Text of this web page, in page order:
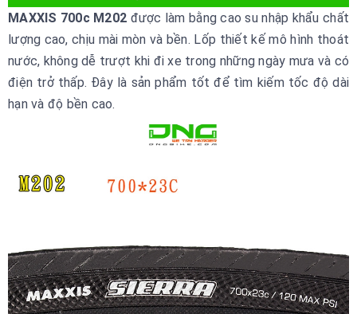
MAXXIS 700c M202 được làm bằng cao su nhập khẩu chất
lượng cao, chịu mài mòn và bền. Lốp thiết kế mô hình thoát
nước, không dễ trượt khi đi xe trong những ngày mưa và có
điện trở thấp. Đây là sản phẩm tốt để tìm kiếm tốc độ dài
hạn và độ bền cao.